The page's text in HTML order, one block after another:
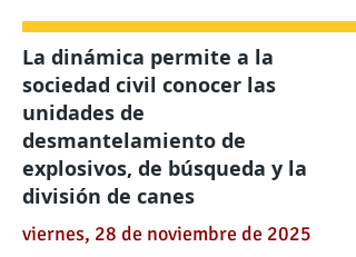
La dinámica permite a la
sociedad civil conocer las
unidades de
desmantelamiento de
explosivos, de búsqueda y la
división de canes
viernes, 28 de noviembre de 2025